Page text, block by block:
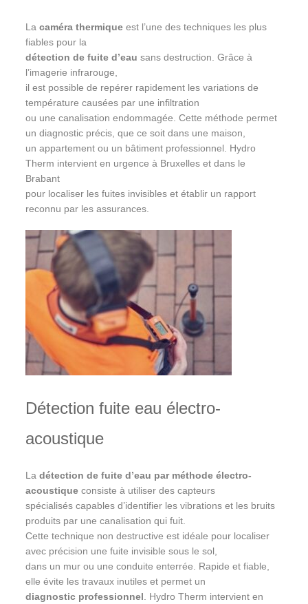
Lacaméra thermique est l’une des techniques les plus
fiables pour la
détection de fuite d’eau sans destruction. Grâce à
l’imagerie infrarouge,
il est possible de repérer rapidement les variations de
température causées par une infiltration
ou une canalisation endommagée. Cette méthode permet
un diagnostic précis, que ce soit dans une maison,
un appartement ou un bâtiment professionnel. Hydro
Therm intervient en urgence à Bruxelles et dans le
Brabant
pour localiser les fuites invisibles et établir un rapport
reconnu par les assurances.
Détection fuite eau électro-
acoustique
Ladétection de fuite d’eau par méthode électro-
acoustique consiste à utiliser des capteurs
spécialisés capables d’identifier les vibrations et les bruits
produits par une canalisation qui fuit.
Cette technique non destructive est idéale pour localiser
avec précision une fuite invisible sous le sol,
dans un mur ou une conduite enterrée. Rapide et fiable,
elle évite les travaux inutiles et permet un
diagnostic professionnel . Hydro Therm intervient en